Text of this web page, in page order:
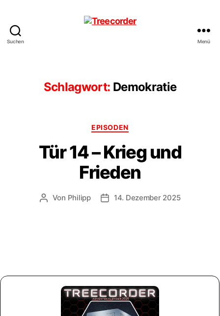
Suchen Menü
Schlagwort: Demokratie
Kategorien
EPISODEN
Tür 14 – Krieg und
Frieden
Beitragsautor
Von Philipp Veröffentlichungsdatum
14. Dezember 2025